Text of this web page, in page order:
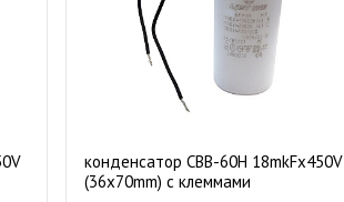
конденсатор CBB-60Н 18mkFх450V
(36х70mm) c клеммами